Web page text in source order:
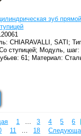
зуб
CHIARAVALLI, SATI;
ступицей; Модуль, шаг:
61; Материал:
1 … 3 4 5 6
11 … 18